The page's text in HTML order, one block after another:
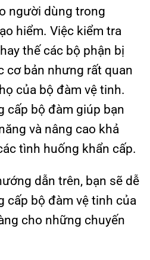
người dùng trong
hiểm. Việc kiểm tra
thế các bộ phận bị
cơ bản nhưng rất quan
của bộ đàm vệ tinh.
cấp bộ đàm giúp bạn
và nâng cao khả
tình huống khẩn cấp.
dẫn trên, bạn sẽ dễ
cấp bộ đàm vệ tinh của
cho những chuyến